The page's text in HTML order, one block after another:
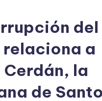
del
relaciona a
Cerdán, la
de